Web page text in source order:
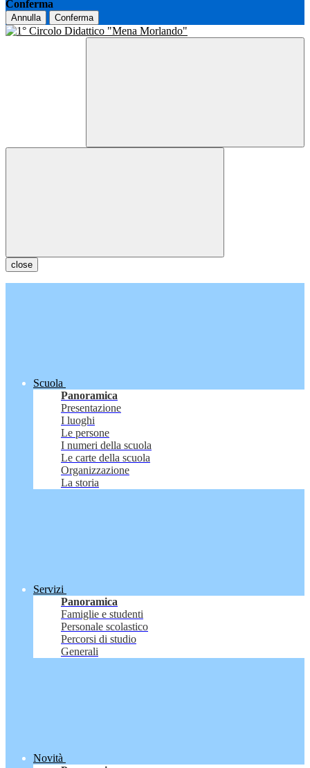
Conferma
Annulla Conferma
close
Scuola
Panoramica
Presentazione
I luoghi
Le persone
I numeri della scuola
Le carte della scuola
Organizzazione
La storia
Servizi
Panoramica
Famiglie e studenti
Personale scolastico
Percorsi di studio
Generali
Novità